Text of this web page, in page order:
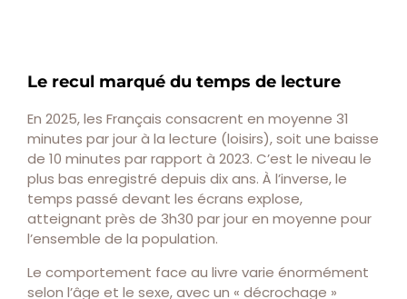
Le recul marqué du temps de lecture
En 2025, les Français consacrent en moyenne 31
minutes par jour à la lecture (loisirs), soit une baisse
de 10 minutes par rapport à 2023. C’est le niveau le
plus bas enregistré depuis dix ans. À l’inverse, le
temps passé devant les écrans explose,
atteignant près de 3h30 par jour en moyenne pour
l’ensemble de la population.
Le comportement face au livre varie énormément
selon l’âge et le sexe, avec un « décrochage »